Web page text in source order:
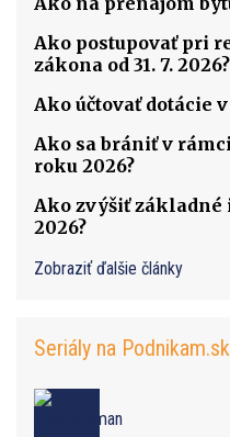
Ako postupovať pri
zákona od 31. 7. 2026?
Ako účtovať dotácie
Ako sa brániť v
roku 2026?
Ako zvýšiť základné
2026?
Zobraziť ďalšie články
Seriály na Podnikam.sk